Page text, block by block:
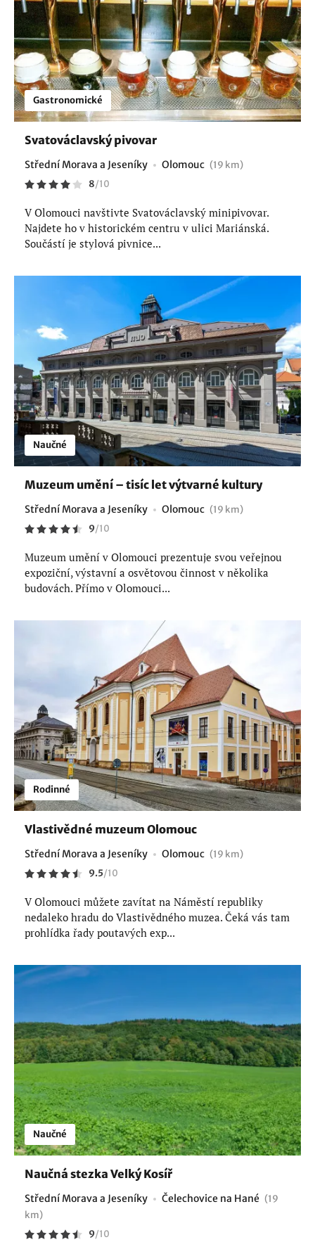
Gastronomické
Svatováclavský pivovar
Střední Morava a Jeseníky Olomouc (19 km)
8/10
V Olomouci navštivte Svatováclavský minipivovar.
Najdete ho v historickém centru v ulici Mariánská.
Součástí je stylová pivnice...
Naučné
Muzeum umění – tisíc let výtvarné kultury
Střední Morava a Jeseníky Olomouc (19 km)
9/10
Muzeum umění v Olomouci prezentuje svou veřejnou
expoziční, výstavní a osvětovou činnost v několika
budovách. Přímo v Olomouci...
Rodinné
Vlastivědné muzeum Olomouc
Střední Morava a Jeseníky Olomouc (19 km)
9.5/10
V Olomouci můžete zavítat na Náměstí republiky
nedaleko hradu do Vlastivědného muzea. Čeká vás tam
prohlídka řady poutavých exp...
Naučné
Naučná stezka Velký Kosíř
Střední Morava a Jeseníky Čelechovice na Hané (19
km)
9/10